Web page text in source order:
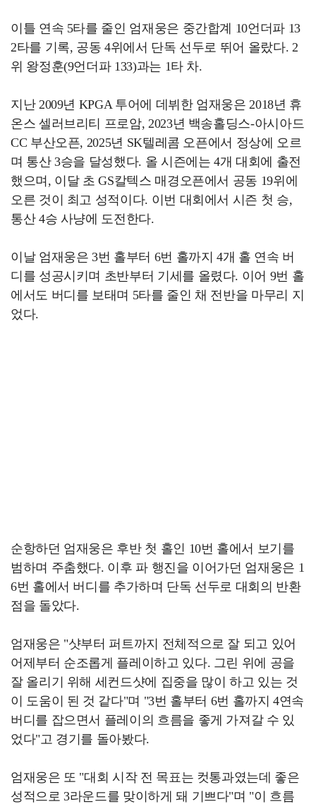
이틀 연속 5타를 줄인 엄재웅은 중간합계 10언더파 13
2타를 기록, 공동 4위에서 단독 선두로 뛰어 올랐다. 2
위 왕정훈(9언더파 133)과는 1타 차.
지난 2009년 KPGA 투어에 데뷔한 엄재웅은 2018년 휴
온스 셀러브리티 프로암, 2023년 백송홀딩스-아시아드
CC 부산오픈, 2025년 SK텔레콤 오픈에서 정상에 오르
며 통산 3승을 달성했다. 올 시즌에는 4개 대회에 출전
했으며, 이달 초 GS칼텍스 매경오픈에서 공동 19위에
오른 것이 최고 성적이다. 이번 대회에서 시즌 첫 승,
통산 4승 사냥에 도전한다.
이날 엄재웅은 3번 홀부터 6번 홀까지 4개 홀 연속 버
디를 성공시키며 초반부터 기세를 올렸다. 이어 9번 홀
에서도 버디를 보태며 5타를 줄인 채 전반을 마무리 지
었다.
순항하던 엄재웅은 후반 첫 홀인 10번 홀에서 보기를
범하며 주춤했다. 이후 파 행진을 이어가던 엄재웅은 1
6번 홀에서 버디를 추가하며 단독 선두로 대회의 반환
점을 돌았다.
엄재웅은 "샷부터 퍼트까지 전체적으로 잘 되고 있어
어제부터 순조롭게 플레이하고 있다. 그린 위에 공을
잘 올리기 위해 세컨드샷에 집중을 많이 하고 있는 것
이 도움이 된 것 같다"며 "3번 홀부터 6번 홀까지 4연속
버디를 잡으면서 플레이의 흐름을 좋게 가져갈 수 있
었다"고 경기를 돌아봤다.
엄재웅은 또 "대회 시작 전 목표는 컷통과였는데 좋은
성적으로 3라운드를 맞이하게 돼 기쁘다"며 "이 흐름